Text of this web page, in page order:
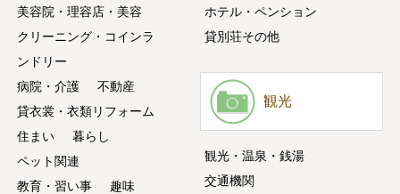
美容院・理容店・美容
クリーニング・コインラ
ンドリー
病院・介護
不動産
貸衣裳・衣類リフォーム
住まい
暮らし
ペット関連
教育・習い事
趣味
ホテル・ペンション
貸別荘その他
観光
観光・温泉・銭湯
交通機関